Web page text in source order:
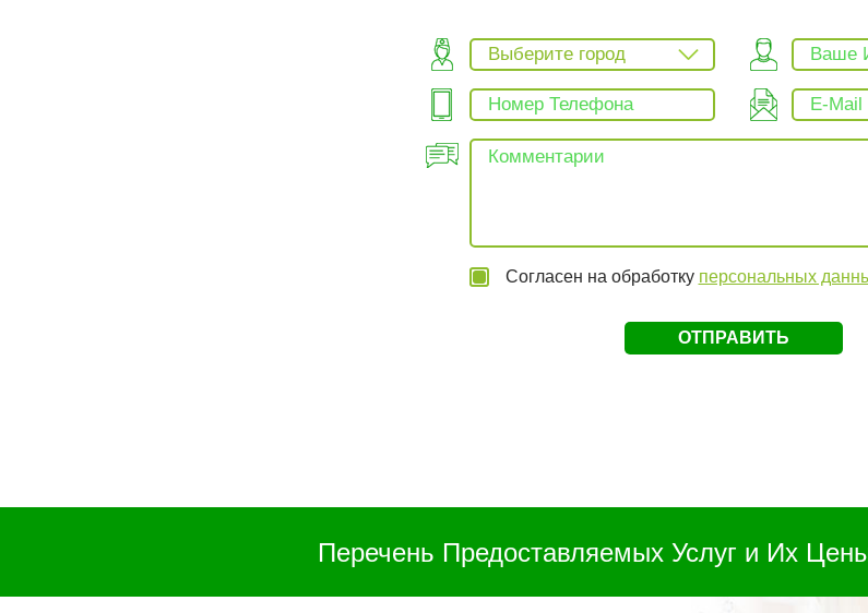
Выберите город
Согласен на обработку персональных
Перечень Предоставляемых Услуг и Их